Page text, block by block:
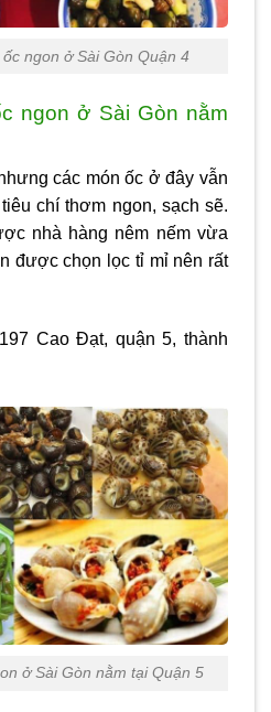
ngon ở Sài Gòn Quận 4
ngon ở Sài Gòn nằm
các món ốc ở đây vẫn
chí thơm ngon, sạch sẽ.
nhà hàng nêm nếm vừa
được chọn lọc tỉ mỉ nên rất
Cao Đạt, quận 5, thành
ở Sài Gòn nằm tại Quận 5